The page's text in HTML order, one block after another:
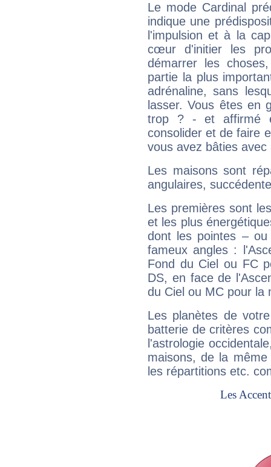
Le mode Cardinal
indique une
l'impulsion et à la
cœur d'initier les
démarrer les
partie la plus
adrénaline, sans
lasser. Vous êtes en
trop ? - et affirmé
consolider et de faire
vous avez bâties avec
Les maisons sont
angulaires,
Les premières sont
et les plus
dont les pointes –
fameux angles :
Fond du Ciel ou FC
DS, en face de
du Ciel ou MC pour la
Les planètes de
batterie de critères
l'astrologie
maisons, de la
les répartitions etc.